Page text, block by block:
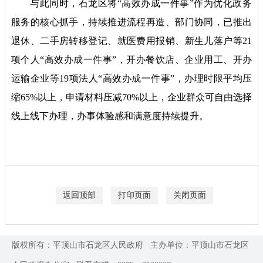
与此同时，石龙区将“高效办成一件事”作为优化政务
服务的核心抓手，持续推进流程再造、部门协同，已推出
退休、二手房转移登记、就医费用报销、新生儿落户等21
项个人“高效办成一件事”，开办餐饮店、企业用工、开办
运输企业等19项法人“高效办成一件事”，办理时限平均压
缩65%以上，申请材料压减70%以上，企业群众可自由选择
线上线下办理，办事体验感和满意度持续提升。
返回顶部 打印页面 关闭页面
版权所有：平顶山市石龙区人民政府 主办单位：平顶山市石龙区